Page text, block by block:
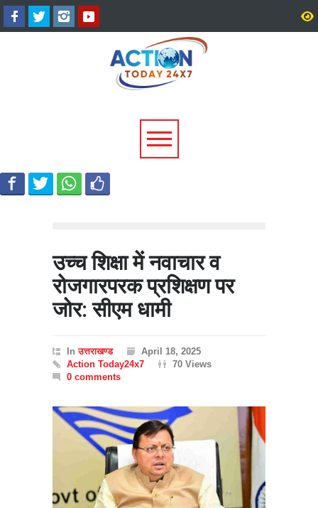
अल्मोड़ा के गांव से आसमान तक: रवि
टम्टा ने तैयार किया पर्सनल फ्लाइंग
व्हीकल, सफल ट्रायल से मची चर्चा
उच्च शिक्षा में नवाचार व
रोजगारपरक प्रशिक्षण पर
जोर: सीएम धामी
Inउत्तराखण्ड
April 18, 2025
Action Today24x7
70 Views
0 comments